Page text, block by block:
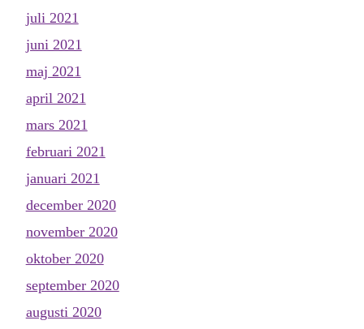
juli 2021
juni 2021
maj 2021
april 2021
mars 2021
februari 2021
januari 2021
december 2020
november 2020
oktober 2020
september 2020
augusti 2020